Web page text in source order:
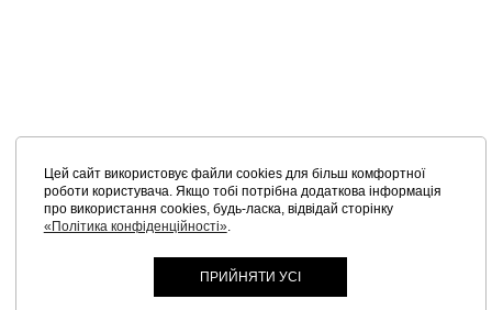
Цей сайт використовує файли cookies для більш комфортної
роботи користувача. Якщо тобі потрібна додаткова інформація
про використання cookies, будь-ласка, відвідай сторінку
«Політика конфіденційності».
ПРИЙНЯТИ УСІ